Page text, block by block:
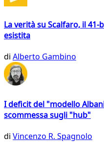
La verità su Scalfaro, il
esistita
di Alberto Gambino
I deficit del "modello
scommessa sugli "hub"
di Vincenzo R. Spagnolo